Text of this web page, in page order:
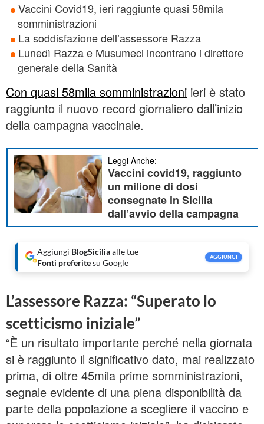
Vaccini Covid19, ieri raggiunte quasi 58mila
somministrazioni
La soddisfazione dell’assessore Razza
Lunedì Razza e Musumeci incontrano i direttore
generale della Sanità
Con quasi 58mila somministrazioni ieri è stato
raggiunto il nuovo record giornaliero dall’inizio
della campagna vaccinale.
Leggi Anche:
Vaccini covid19, raggiunto
un milione di dosi
consegnate in Sicilia
dall’avvio della campagna
Aggiungi BlogSiciliaalle tue
Fonti preferitesu Google
AGGIUNGI
L’assessore Razza: “Superato lo
scetticismo iniziale”
“È un risultato importante perché nella giornata
si è raggiunto il significativo dato, mai realizzato
prima, di oltre 45mila prime somministrazioni,
segnale evidente di una piena disponibilità da
parte della popolazione a scegliere il vaccino e